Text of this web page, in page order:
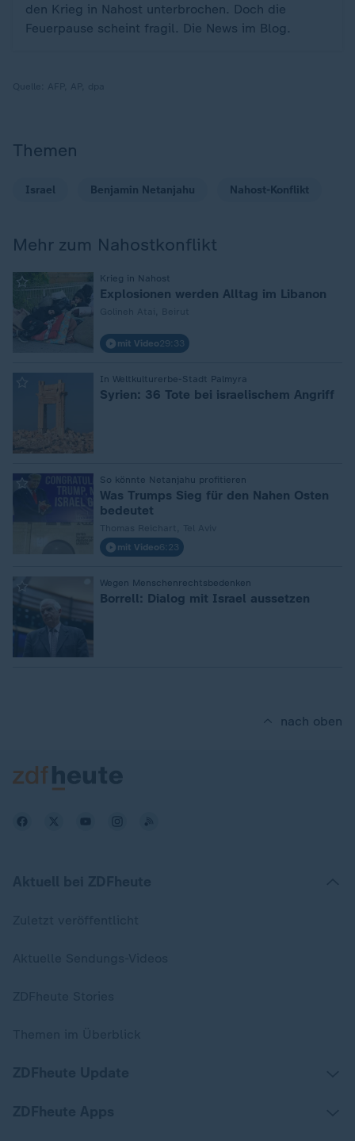
den Krieg in Nahost unterbrochen. Doch die
Feuerpause scheint fragil. Die News im Blog.
Themen
Israel Benjamin Netanjahu Nahost-Konflikt
Mehr zum Nahostkonflikt
Krieg in Nahost
Explosionen werden Alltag im Libanon
mit Video29:33
In Weltkulturerbe-Stadt Palmyra
Syrien: 36 Tote bei israelischem Angriff
So könnte Netanjahu profitieren
:
Was Trumps Sieg für den Nahen Osten
bedeutet
mit Video6:23
Wegen Menschenrechtsbedenken
Borrell: Dialog mit Israel aussetzen
nach oben